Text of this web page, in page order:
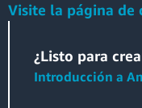
Visite la página de
¿Listo para
Introducción a